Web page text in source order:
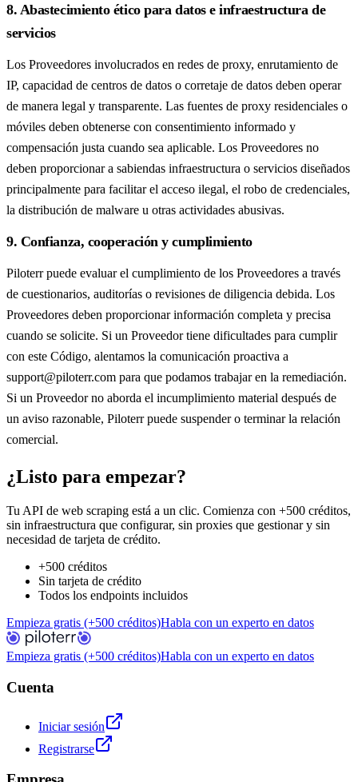
8. Abastecimiento ético para datos e infraestructura de
servicios
Los Proveedores involucrados en redes de proxy, enrutamiento de
IP, capacidad de centros de datos o corretaje de datos deben operar
de manera legal y transparente. Las fuentes de proxy residenciales o
móviles deben obtenerse con consentimiento informado y
compensación justa cuando sea aplicable. Los Proveedores no
deben proporcionar a sabiendas infraestructura o servicios diseñados
principalmente para facilitar el acceso ilegal, el robo de credenciales,
la distribución de malware u otras actividades abusivas.
9. Confianza, cooperación y cumplimiento
Piloterr puede evaluar el cumplimiento de los Proveedores a través
de cuestionarios, auditorías o revisiones de diligencia debida. Los
Proveedores deben proporcionar información completa y precisa
cuando se solicite. Si un Proveedor tiene dificultades para cumplir
con este Código, alentamos la comunicación proactiva a
support@piloterr.com para que podamos trabajar en la remediación.
Si un Proveedor no aborda el incumplimiento material después de
un aviso razonable, Piloterr puede suspender o terminar la relación
comercial.
¿Listo para empezar?
Tu API de web scraping está a un clic. Comienza con +500 créditos,
sin infraestructura que configurar, sin proxies que gestionar y sin
necesidad de tarjeta de crédito.
+500 créditos
Sin tarjeta de crédito
Todos los endpoints incluidos
Empieza gratis (+500 créditos)Habla con un experto en datos
Empieza gratis (+500 créditos)Habla con un experto en datos
Cuenta
Iniciar sesión
Registrarse